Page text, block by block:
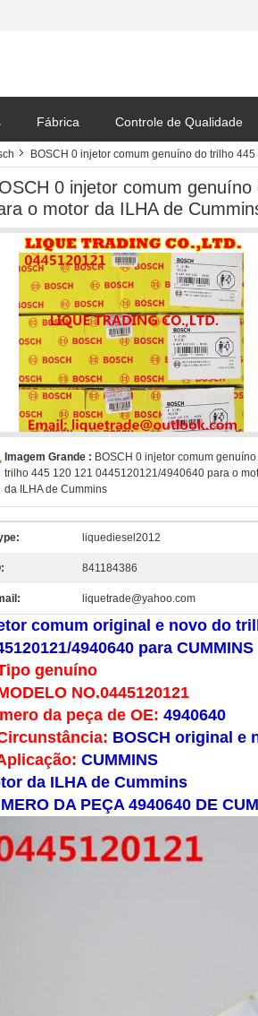
Fábrica Controle de Qualidade
BOSCH 0 injetor comum genuíno do trilho
0 injetor comum
o motor da ILHA de
Imagem Grande : BOSCH 0 injetor comum
trilho 445 120 121 0445120121/4940640 para o
da ILHA de Cummins
liquediesel2012
841184386
liquetrade@yahoo.com
comum original e novo do
4940640 para CUMMINS
genuíno
NO.0445120121
da peça de OE: 4940640
BOSCH original e
CUMMINS
da ILHA de Cummins
DA PEÇA 4940640 DE